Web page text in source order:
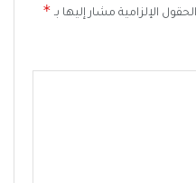
الحقول الإلزامية مشار إليها بـ *